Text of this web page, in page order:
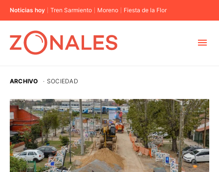
Noticias hoy Tren Sarmiento Moreno Fiesta de la Flor
CABA
BUENOS AIRES
PROVINCIAS
ARCHIVO · SOCIEDAD